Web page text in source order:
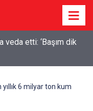
veda etti: ‘Başım dik
6 milyar ton kum